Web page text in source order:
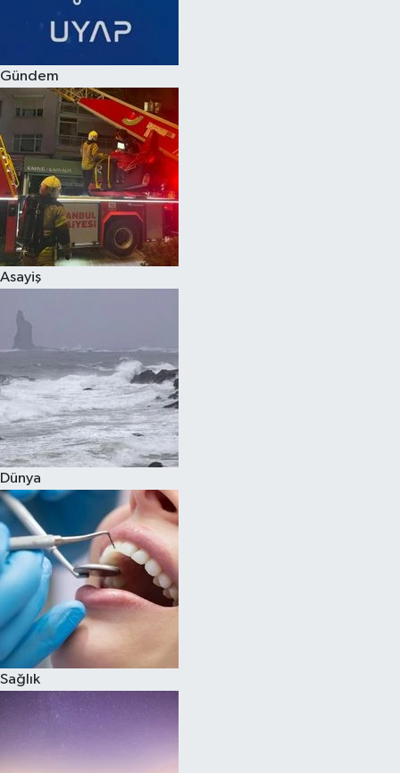
Gündem
Asayiş
Dünya
Sağlık
Spor
Burç Yorumları
Çocuk
Eğitim
Hava Durumu
Kadın
Kültür Sanat
Sağlık
Siyaset
Teknoloji
Televizyon
Yaşam-Çevre